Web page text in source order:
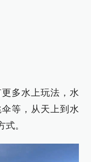
多水上玩法，水
等，从天上到水
。